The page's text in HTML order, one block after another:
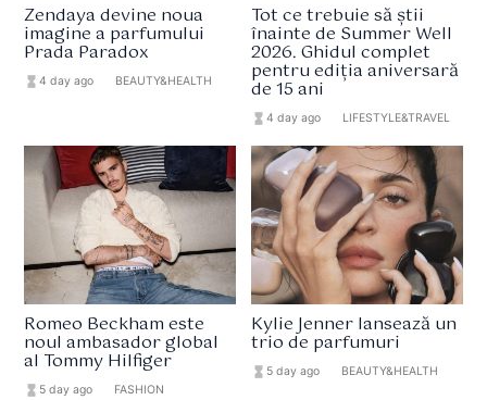
Zendaya devine noua
imagine a parfumului
Prada Paradox
hourglass_full4 day ago BEAUTY&HEALTH
Tot ce trebuie să știi
înainte de Summer Well
2026. Ghidul complet
pentru ediția aniversară
de 15 ani
hourglass_full 4 day ago LIFESTYLE&TRAVEL
Romeo Beckham este
noul ambasador global
al Tommy Hilfiger
hourglass_full 5 day ago FASHION
Kylie Jenner lansează un
trio de parfumuri
hourglass_full 5 day ago BEAUTY&HEALTH